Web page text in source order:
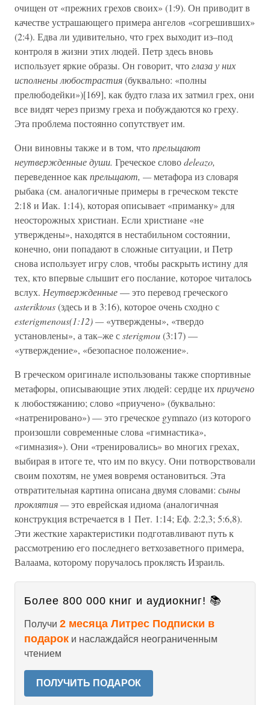
очищен от «прежних грехов своих» (1:9). Он приводит в
качестве устрашающего примера ангелов «согрешивших»
(2:4). Едва ли удивительно, что грех выходит из–под
контроля в жизни этих людей. Петр здесь вновь
использует яркие образы. Он говорит, чтоглаза у них
исполнены любострастия(буквально: «полны
прелюбодейки»)[169], как будто глаза их затмил грех, они
все видят через призму греха и побуждаются ко греху.
Эта проблема постоянно сопутствует им.
Они виновны также и в том, чтопрельщают
неутвержденные души. Греческое словоdeleazo,
переведенное какпрельщают, —метафора из словаря
рыбака (см. аналогичные примеры в греческом тексте
2:18 и Иак. 1:14), которая описывает «приманку» для
неосторожных христиан. Если христиане «не
утверждены», находятся в нестабильном состоянии,
конечно, они попадают в сложные ситуации, и Петр
снова использует игру слов, чтобы раскрыть истину для
тех, кто впервые слышит его послание, которое читалось
вслух. Неутвержденные— это перевод греческого
asteriktous(здесь и в 3:16), которое очень сходно с
esterigmenous(1:12) —«утверждены», «твердо
установлены», а так–же сsterigmou(3:17) —
«утверждение», «безопасное положение».
В греческом оригинале использованы также спортивные
метафоры, описывающие этих людей: сердце ихприучено
к любостяжанию; слово «приучено» (буквально:
«натренировано») — это греческое gymnazo (из которого
произошли современные слова «гимнастика»,
«гимназия»). Они «тренировались» во многих грехах,
выбирая в итоге те, что им по вкусу. Они потворствовали
своим похотям, не умея вовремя остановиться. Эта
отвратительная картина описана двумя словами: сыны
проклятия —это еврейская идиома (аналогичная
конструкция встречается в 1 Пет. 1:14; Еф. 2:2,3; 5:6,8).
Эти жесткие характеристики подготавливают путь к
рассмотрению его последнего ветхозаветного примера,
Валаама, которому поручалось проклясть Израиль.
Более 800 000 книг и аудиокниг! 📚
Получи 2 месяца Литрес Подписки в
подарок и наслаждайся неограниченным
чтением
ПОЛУЧИТЬ ПОДАРОК